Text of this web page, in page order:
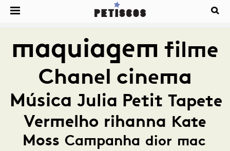
maquiagem filme
Chanel cinema
Música Julia Petit Tapete
Vermelho rihanna Kate
Moss Campanha dior mac